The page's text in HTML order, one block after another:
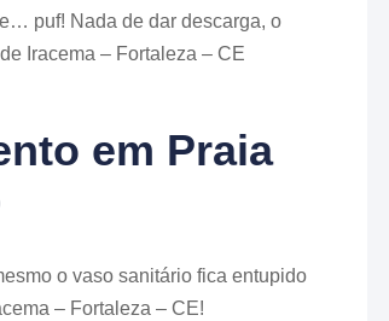
puf! Nada de dar descarga, o
Iracema – Fortaleza – CE
em Praia
o vaso sanitário fica entupido
– Fortaleza – CE!